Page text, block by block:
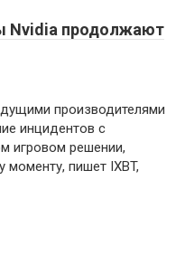
Nvidia продолжают
производителями
инцидентов с
игровом решении,
моменту, пишет IXBT,